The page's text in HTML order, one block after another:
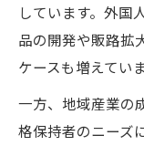
る
牧之原
性
在留資
は
しています。外国
品の開発や販路拡
ケースも増えていま
一方、地域産業の
格保持者のニーズ